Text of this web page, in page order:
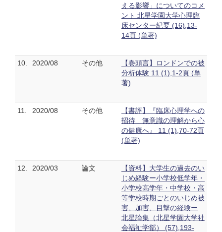
える影響」についてのコメ
ント 北星学園大学心理臨
床センター紀要 (16),13-
14頁 (単著)
10. 2020/08 その他
【巻頭言】ロンドンでの被
分析体験 11 (1),1-2頁 (単
著)
11. 2020/08 その他
【書評】『臨床心理学への
招待 無意識の理解から心
の健康へ』 11 (1),70-72頁
(単著)
12. 2020/03 論文
【資料】大学生の過去のい
じめ経験ー小学校低学年・
小学校高学年・中学校・高
等学校時期ごとのいじめ被
害、加害、目撃の経験ー
北星論集（北星学園大学社
会福祉学部） (57),193-